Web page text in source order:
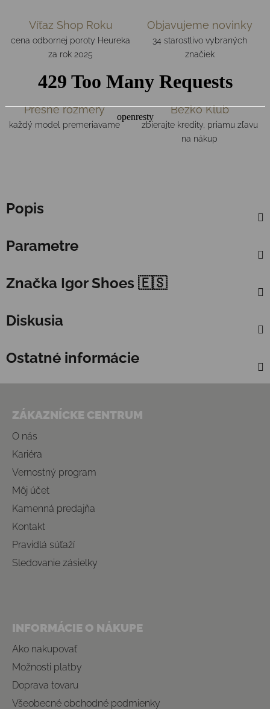
Víťaz Shop Roku
cena odbornej poroty Heureka
za rok 2025
Objavujeme novinky
34 starostlivo vybraných
značiek
Presné rozmery
každý model premeriavame
Bežko Klub
zbierajte kredity, priamu zľavu
na nákup
Popis
Parametre
Značka Igor Shoes 🇪🇸
Diskusia
Ostatné informácie
ZÁKAZNÍCKE CENTRUM
O nás
Kariéra
Vernostný program
Môj účet
Kamenná predajňa
Kontakt
Pravidlá súťaží
Sledovanie zásielky
INFORMÁCIE O NÁKUPE
Ako nakupovať
Možnosti platby
Doprava tovaru
Všeobecné obchodné podmienky